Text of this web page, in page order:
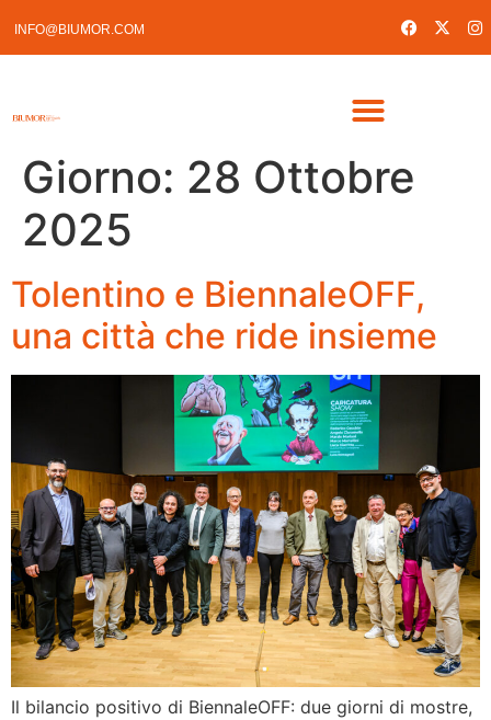
INFO@BIUMOR.COM
Giorno: 28 Ottobre
2025
Tolentino e BiennaleOFF,
una città che ride insieme
Il bilancio positivo di BiennaleOFF: due giorni di mostre,